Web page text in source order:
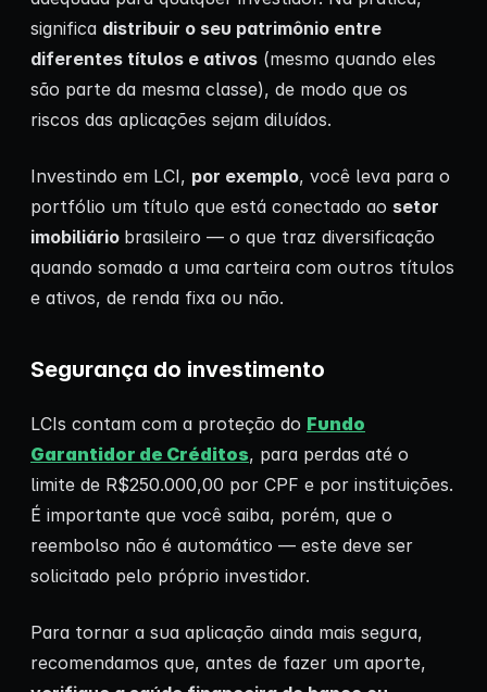
significa distribuir o seu patrimônio entre
diferentes títulos e ativos (mesmo quando eles
são parte da mesma classe), de modo que os
riscos das aplicações sejam diluídos.
Investindo em LCI, por exemplo, você leva para o
portfólio um título que está conectado ao setor
imobiliário brasileiro — o que traz diversificação
quando somado a uma carteira com outros títulos
e ativos, de renda fixa ou não.
Segurança do investimento
LCIs contam com a proteção do Fundo
Garantidor de Créditos, para perdas até o
limite de R$250.000,00 por CPF e por instituições.
É importante que você saiba, porém, que o
reembolso não é automático — este deve ser
solicitado pelo próprio investidor.
Para tornar a sua aplicação ainda mais segura,
recomendamos que, antes de fazer um aporte,